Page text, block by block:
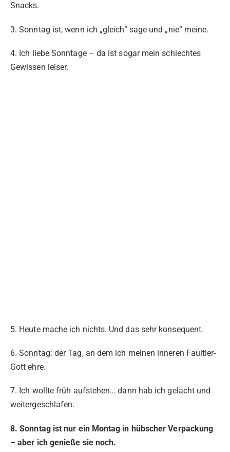
Snacks.
3. Sonntag ist, wenn ich „gleich“ sage und „nie“ meine.
4. Ich liebe Sonntage – da ist sogar mein schlechtes
Gewissen leiser.
5. Heute mache ich nichts. Und das sehr konsequent.
6. Sonntag: der Tag, an dem ich meinen inneren Faultier-
Gott ehre.
7. Ich wollte früh aufstehen… dann hab ich gelacht und
weitergeschlafen.
8. Sonntag ist nur ein Montag in hübscher Verpackung
– aber ich genieße sie noch.